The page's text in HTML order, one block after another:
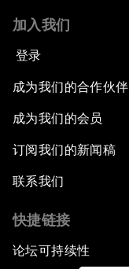
加入我们
登录
成为我们的合作伙伴
成为我们的会员
订阅我们的新闻稿
联系我们
快捷链接
论坛可持续性